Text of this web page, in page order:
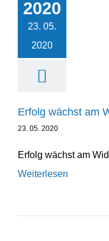
2020
23. 05.
2020
Erfolg wächst am
23. 05. 2020
Erfolg wächst am
Weiterlesen